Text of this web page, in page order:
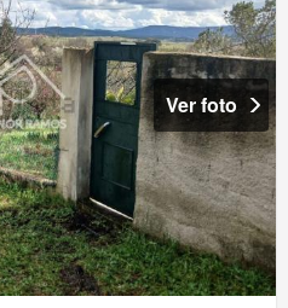
Ver foto